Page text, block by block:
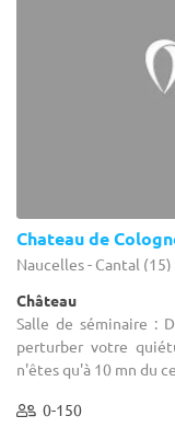
Chateau de
Naucelles - Cantal (15)
Château
Salle de séminaire :
perturber votre
n'êtes qu'à 10 mn du
0-150